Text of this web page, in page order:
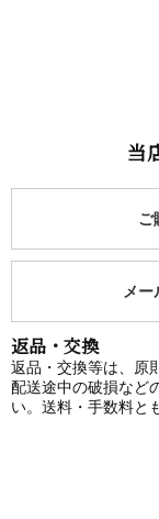
当
ご
メ
返品・交換
返品・交換等は、原
配送途中の破損など
い。送料・手数料と